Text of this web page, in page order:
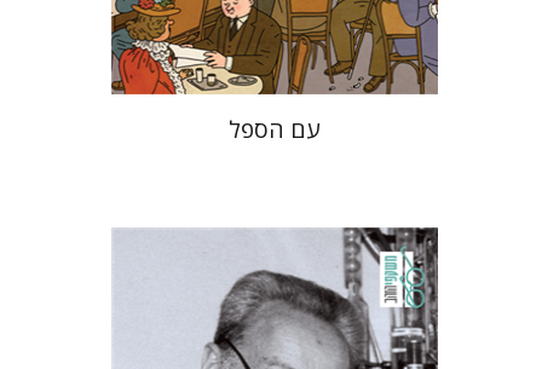
$42
$38
עם הספל
פרימו לוי
מנואלה קונסוני
יונתן פיין